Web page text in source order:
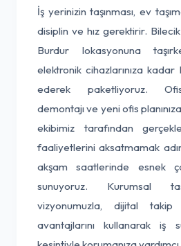
İş yerinizin taşınması, ev
disiplin ve hız gerektirir.
Burdur lokasyonuna
elektronik cihazlarınıza
ederek paketliyoruz. Ofis
demontajı ve yeni ofis
ekibimiz tarafından
faaliyetlerini aksatmamak
akşam saatlerinde esnek
sunuyoruz. Kurumsal
vizyonumuzla, dijital takip
avantajlarını kullanarak iş